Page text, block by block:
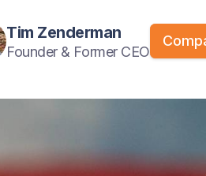
Tim Zenderman
Founder & Former CEO